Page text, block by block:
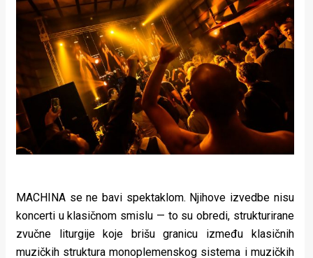
MACHINA se ne bavi spektaklom. Njihove izvedbe nisu
koncerti u klasičnom smislu — to su obredi, strukturirane
zvučne liturgije koje brišu granicu između klasičnih
muzičkih struktura monoplemenskog sistema i muzičkih